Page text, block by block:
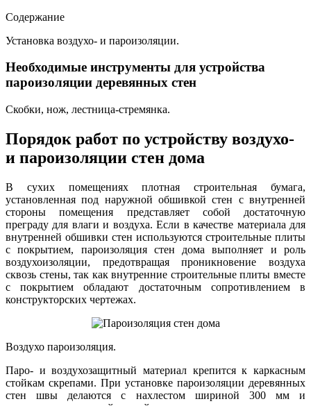
Содержание
Установка воздухо- и пароизоляции.
Необходимые инструменты для устройства
пароизоляции деревянных стен
Скобки, нож, лестница-стремянка.
Порядок работ по устройству воздухо-
и пароизоляции стен дома
В сухих помещениях плотная строительная бумага,
установленная под наружной обшивкой стен с внутренней
стороны помещения представляет собой достаточную
преграду для влаги и воздуха. Если в качестве материала для
внутренней обшивки стен используются строительные плиты
с покрытием, пароизоляция стен дома выполняет и роль
воздухоизоляции, предотвращая проникновение воздуха
сквозь стены, так как внутренние строительные плиты вместе
с покрытием обладают достаточным сопротивлением в
конструкторских чертежах.
Воздухо пароизоляция.
Паро- и воздухозащитный материал крепится к каркасным
стойкам скрепами. При установке пароизоляции деревянных
стен швы делаются с нахлестом шириной 300 мм и